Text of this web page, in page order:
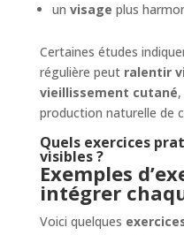
un visage plus
Certaines études
régulière peut ralentir
vieillissement cutané
production naturelle de
Quels exercices
visibles ?
Exemples
intégrer
Voici quelques